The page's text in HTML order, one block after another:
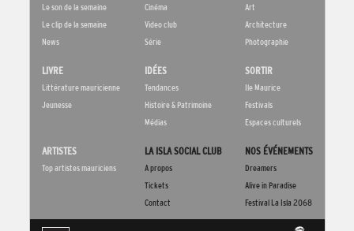
Le son de la semaine
Le clip de la semaine
News
Cinéma
Video club
Série
Art
Architecture
Photographie
LIVRE
Littérature mauricienne
Jeunesse
IDÉES
Tendances
Histoire & Patrimoine
Médias
SORTIR
Ile Maurice
Festivals
Espaces culturels
ARTISTES
Top artistes mauriciens
LA ISLA SOCIAL CLUB
A propos
Tickets
Contact
NOS ÉVÉNEMENTS
Dreamers
Alive in Paradise
Festival La Isla 2068